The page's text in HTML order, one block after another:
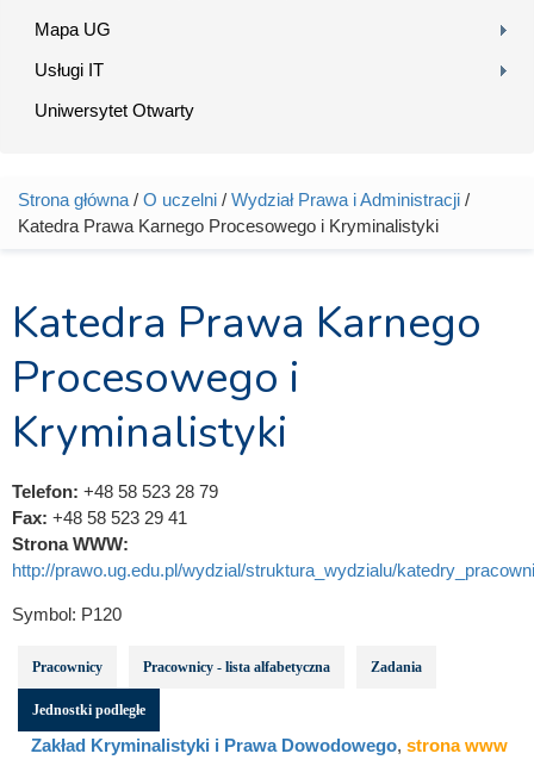
Mapa UG
Usługi IT
Uniwersytet Otwarty
Jesteś tutaj
Strona główna / O uczelni / Wydział Prawa i Administracji /
Katedra Prawa Karnego Procesowego i Kryminalistyki
Katedra Prawa Karnego
Procesowego i
Kryminalistyki
Telefon: +48 58 523 28 79
Fax: +48 58 523 29 41
Strona WWW:
http://prawo.ug.edu.pl/wydzial/struktura_wydzialu/
Symbol: P120
Pracownicy Pracownicy - lista alfabetyczna Zadania
Jednostki podległe
Zakład Kryminalistyki i Prawa Dowodowego, strona www